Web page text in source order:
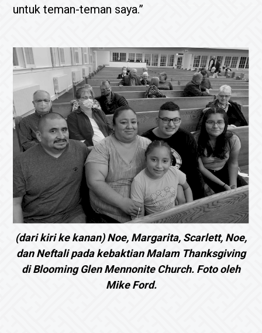
untuk teman-teman saya.”
(dari kiri ke kanan) Noe, Margarita, Scarlett, Noe,
dan Neftali pada kebaktian Malam Thanksgiving
di Blooming Glen Mennonite Church. Foto oleh
Mike Ford.